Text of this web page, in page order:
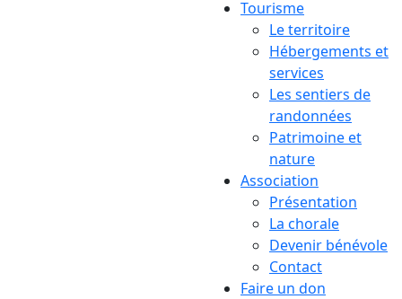
Tourisme
Le territoire
Hébergements et
services
Les sentiers de
randonnées
Patrimoine et
nature
Association
Présentation
La chorale
Devenir bénévole
Contact
Faire un don